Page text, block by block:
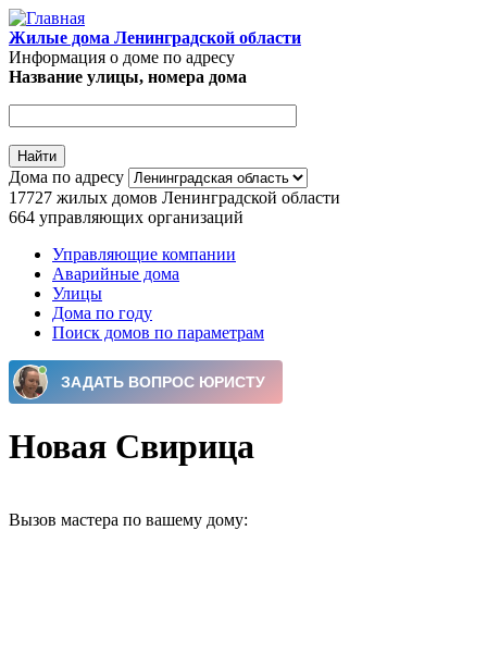
Перейти к основному содержанию
Жилые дома Ленинградской области
Информация о доме по адресу
Название улицы, номера дома
Дома по адресу
17727 жилых домов Ленинградской области
664 управляющих организаций
Главное меню
Управляющие компании
Аварийные дома
Улицы
Дома по году
Поиск домов по параметрам
Новая Свирица
Вызов мастера по вашему дому: